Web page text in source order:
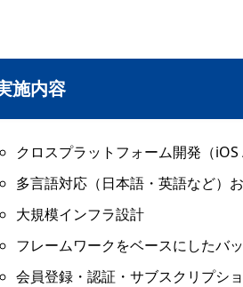
施内容
クロスプラットフォーム開発（iOS
多言語対応（日本語・英語など）
大規模インフラ設計
フレームワークをベースにしたバ
会員登録・認証・サブスクリプシ